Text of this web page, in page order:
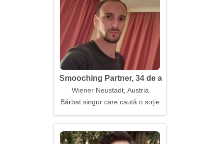
Smooching Partner, 34 de ani
Wiener Neustadt, Austria
Bărbat singur care caută o soție